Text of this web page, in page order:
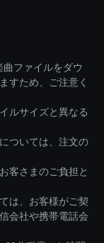
曲ファイルをダウ
すため、ご注意く
ルサイズと異なる
ついては、注文の
客さまのご負担と
は、お客様がご契
会社や携帯電話会